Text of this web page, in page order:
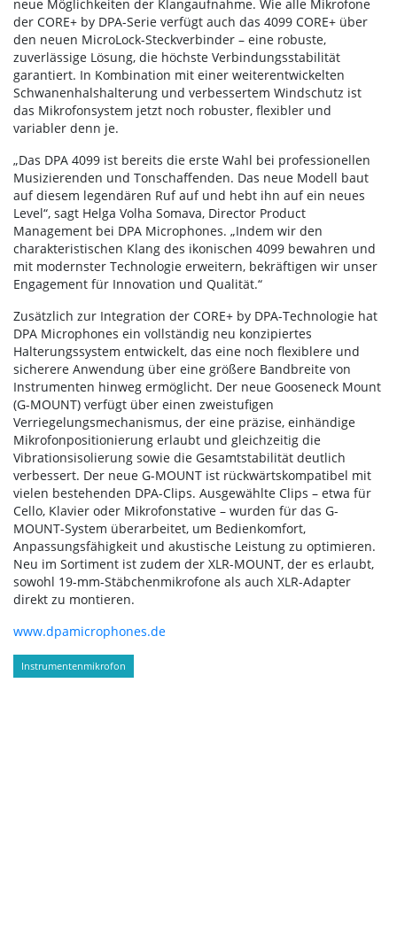
neue Möglichkeiten der Klangaufnahme. Wie alle Mikrofone
der CORE+ by DPA-Serie verfügt auch das 4099 CORE+ über
den neuen MicroLock-Steckverbinder – eine robuste,
zuverlässige Lösung, die höchste Verbindungsstabilität
garantiert. In Kombination mit einer weiterentwickelten
Schwanenhalshalterung und verbessertem Windschutz ist
das Mikrofonsystem jetzt noch robuster, flexibler und
variabler denn je.
„Das DPA 4099 ist bereits die erste Wahl bei professionellen
Musizierenden und Tonschaffenden. Das neue Modell baut
auf diesem legendären Ruf auf und hebt ihn auf ein neues
Level“, sagt Helga Volha Somava, Director Product
Management bei DPA Microphones. „Indem wir den
charakteristischen Klang des ikonischen 4099 bewahren und
mit modernster Technologie erweitern, bekräftigen wir unser
Engagement für Innovation und Qualität.“
Zusätzlich zur Integration der CORE+ by DPA-Technologie hat
DPA Microphones ein vollständig neu konzipiertes
Halterungssystem entwickelt, das eine noch flexiblere und
sicherere Anwendung über eine größere Bandbreite von
Instrumenten hinweg ermöglicht. Der neue Gooseneck Mount
(G-MOUNT) verfügt über einen zweistufigen
Verriegelungsmechanismus, der eine präzise, einhändige
Mikrofonpositionierung erlaubt und gleichzeitig die
Vibrationsisolierung sowie die Gesamtstabilität deutlich
verbessert. Der neue G-MOUNT ist rückwärtskompatibel mit
vielen bestehenden DPA-Clips. Ausgewählte Clips – etwa für
Cello, Klavier oder Mikrofonstative – wurden für das G-
MOUNT-System überarbeitet, um Bedienkomfort,
Anpassungsfähigkeit und akustische Leistung zu optimieren.
Neu im Sortiment ist zudem der XLR-MOUNT, der es erlaubt,
sowohl 19-mm-Stäbchenmikrofone als auch XLR-Adapter
direkt zu montieren.
www.dpamicrophones.de
Instrumentenmikrofon